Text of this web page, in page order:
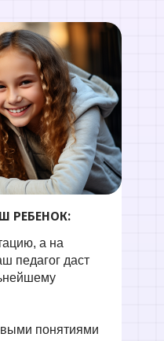
РЕБЕНОК:
а на
педагог даст
понятиями